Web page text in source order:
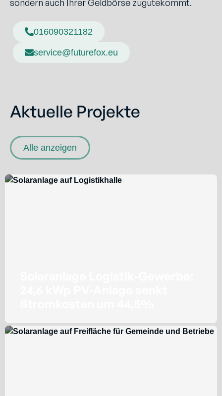
sondern auch Ihrer Geldbörse zugutekommt.
016090321182
service@futurefox.eu
Aktuelle Projekte
Alle anzeigen